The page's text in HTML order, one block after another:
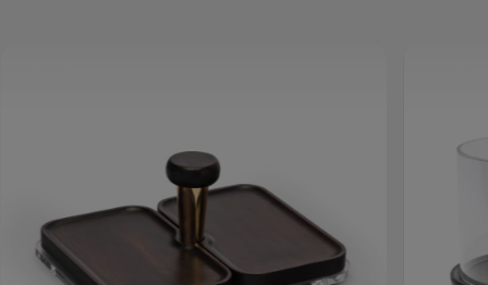
iniciar a limpeza remova qualquer sujeira
cuidadosamente com ajuda de um pano limpo e
macio.